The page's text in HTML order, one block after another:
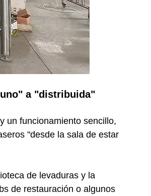
a "distribuida"
un funcionamiento sencillo,
"desde la sala de estar
de levaduras y la
de restauración o algunos